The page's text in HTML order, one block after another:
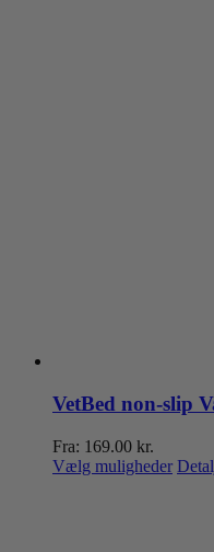
VetBed non-slip
Fra: 169.00 kr.
Vælg muligheder Dette